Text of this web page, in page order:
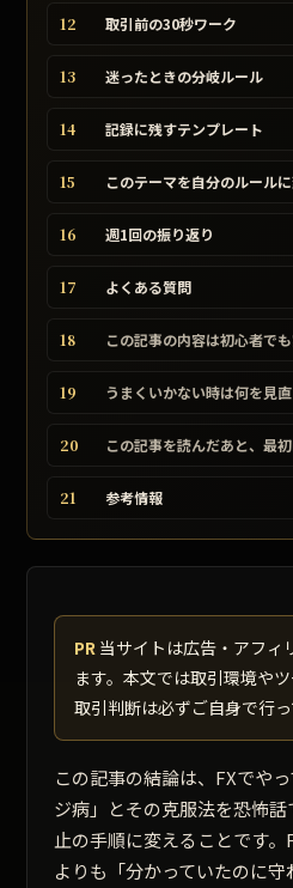
12 取引前の30秒ワーク
13 迷ったときの分岐ルール
14 記録に残すテンプレート
15 このテーマを自分のルール
16 週1回の振り返り
17 よくある質問
18 この記事の内容は初心者で
19 うまくいかない時は何を見
20 この記事を読んだあと、最
21 参考情報
PR 当サイトは広告・アフィ
ます。本文では取引環境や
取引判断は必ずご自身で行っ
この記事の結論は、FXでや
ジ病」とその克服法を恐怖
止の手順に変えることです
よりも「分かっていたのに